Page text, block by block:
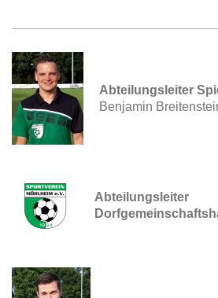
Abteilungsleiter
Benjamin
Abteilungsleiter